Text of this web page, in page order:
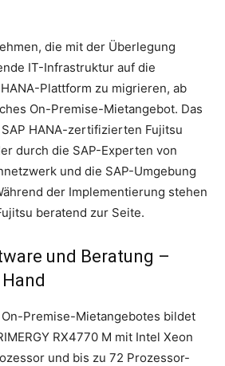
die mit der Überlegung
IT-Infrastruktur auf die
Plattform zu migrieren, ab
On-Premise-Mietangebot. Das
HANA-zertifizierten Fujitsu
durch die SAP-Experten von
und die SAP-Umgebung
der Implementierung stehen
beratend zur Seite.
und Beratung –
Premise-Mietangebotes bildet
RX4770 M mit Intel Xeon
und bis zu 72 Prozessor-